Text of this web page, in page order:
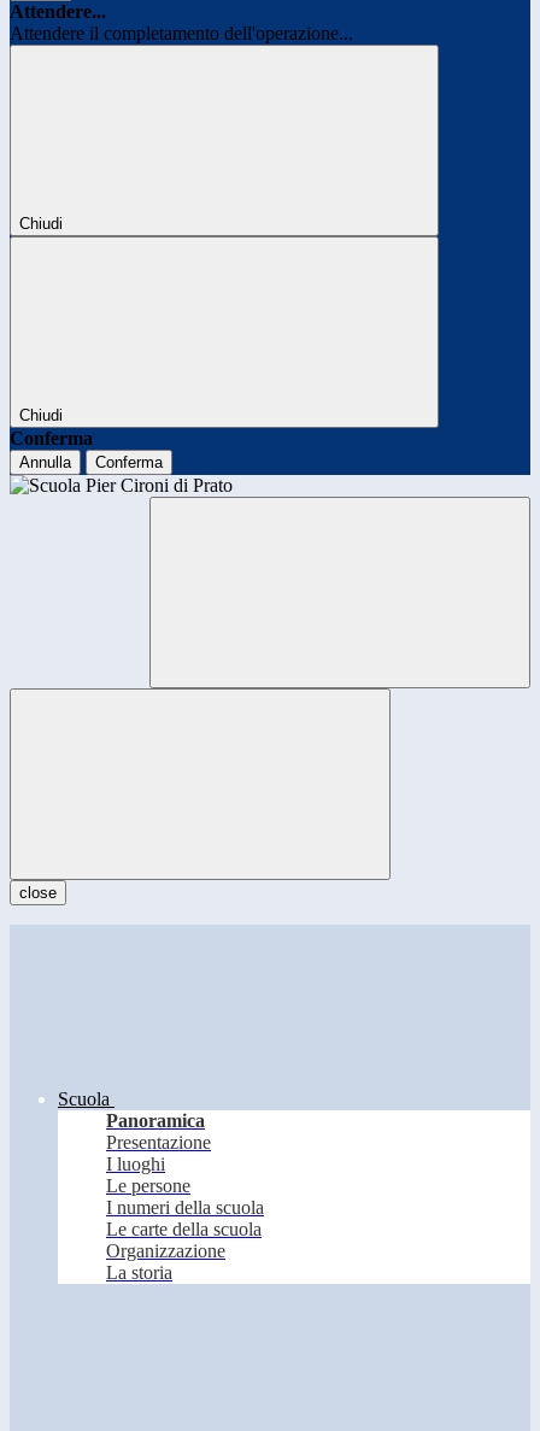
Attendere...
Attendere il completamento dell'operazione...
Chiudi
Chiudi
Conferma
Annulla Conferma
close
Scuola
Panoramica
Presentazione
I luoghi
Le persone
I numeri della scuola
Le carte della scuola
Organizzazione
La storia